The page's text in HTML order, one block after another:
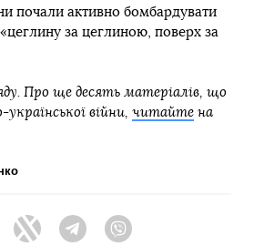
почали активно бомбардувати
за цеглиною, поверх за
Про ще десять матеріалів, що
війни, читайте на
FacebookTwitter Telegram